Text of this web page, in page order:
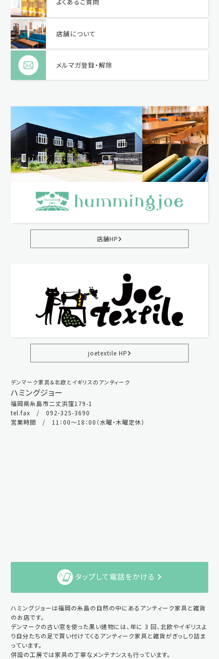
よくあるご質問
店舗について
メルマガ登録・解除
店舗HP
joetextile HP
デンマーク家具＆北欧とイギリスのアンティーク
ハミングジョー
福岡県糸島市二丈浜窪179-1
tel.fax / 092-325-3690
営業時間 / 11：00～18：00（水曜・木曜定休）
タップして電話をかける
ハミングジョーは福岡の糸島の自然の中にあるアンティーク家具と雑貨
のお店です。
デンマークの古い窓を使った黒い建物には、年に 3 回、北欧やイギリスよ
り自分たちの足で買い付けてくるアンティーク家具と雑貨がぎっしり詰ま
っています。
併設の工房では家具の丁寧なメンテナンスも行っています。